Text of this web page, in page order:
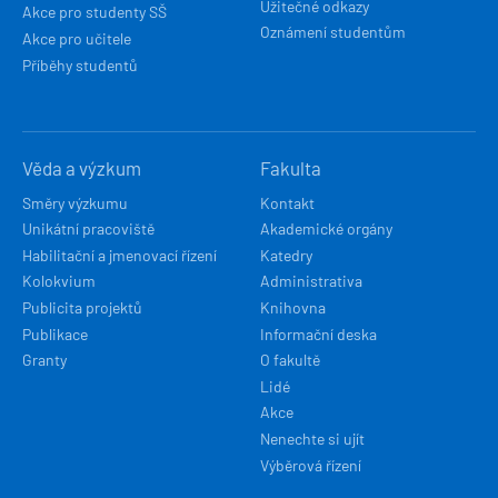
Akce pro studenty SŠ
Akce pro učitele
Příběhy studentů
Užitečné odkazy
Oznámení studentům
Věda a výzkum
Směry výzkumu
Unikátní pracoviště
Habilitační a jmenovací řízení
Kolokvium
Publicita projektů
Publikace
Granty
Fakulta
Kontakt
Akademické orgány
Katedry
Administrativa
Knihovna
Informační deska
O fakultě
Lidé
Akce
Nenechte si ujít
Výběrová řízení